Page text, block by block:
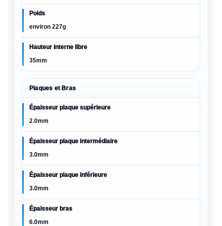
Poids
environ 227g
Hauteur interne libre
35mm
Plaques et Bras
Épaisseur plaque supérieure
2.0mm
Épaisseur plaque intermédiaire
3.0mm
Épaisseur plaque inférieure
3.0mm
Épaisseur bras
6.0mm